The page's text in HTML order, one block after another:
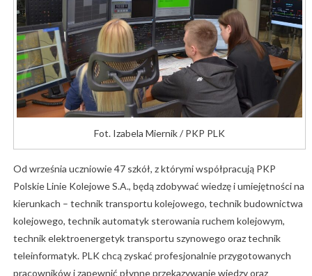
Fot. Izabela Miernik / PKP PLK
Od września uczniowie 47 szkół, z którymi współpracują PKP
Polskie Linie Kolejowe S.A., będą zdobywać wiedzę i umiejętności na
kierunkach – technik transportu kolejowego, technik budownictwa
kolejowego, technik automatyk sterowania ruchem kolejowym,
technik elektroenergetyk transportu szynowego oraz technik
teleinformatyk. PLK chcą zyskać profesjonalnie przygotowanych
pracowników i zapewnić płynne przekazywanie wiedzy oraz